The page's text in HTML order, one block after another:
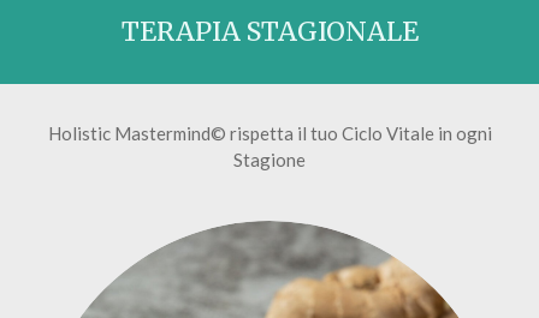
TERAPIA STAGIONALE
Holistic Mastermind© rispetta il tuo Ciclo Vitale in ogni
Stagione